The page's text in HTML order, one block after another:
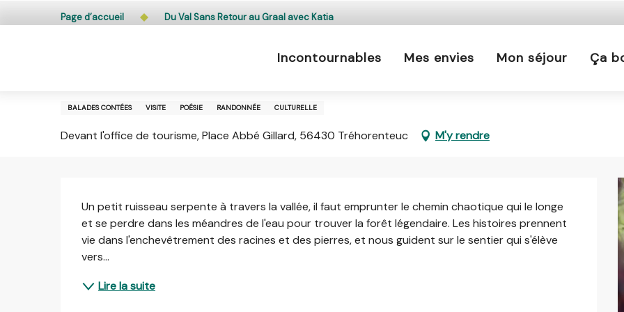
au
L’accès du public aux bois, massifs forestiers et landes est interdit chaque jour de 21h à 5h en Ille-et-Vilaine
Incontournables Mes envies Mon séjour Ça
Page d’accueil Du Val Sans Retour au Graal avec Katia
BALADES CONTÉES VISITE POÉSIE RANDONNÉE CULTURELLE
Devant l'office de tourisme, Place Abbé Gillard, 56430 Tréhorenteuc M'y rendre
Un petit ruisseau serpente à travers la vallée, il faut emprunter le chemin chaotique qui le longe
et se perdre dans les méandres de l'eau pour trouver la forêt légendaire. Les histoires prennent
vie dans l'enchevêtrement des racines et des pierres, et nous guident sur le sentier qui s'élève
vers...
Lire la suite